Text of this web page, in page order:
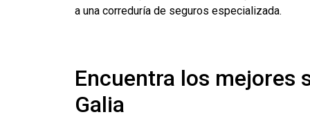
a una correduría de seguros especializada.
Encuentra los mejores
Galia